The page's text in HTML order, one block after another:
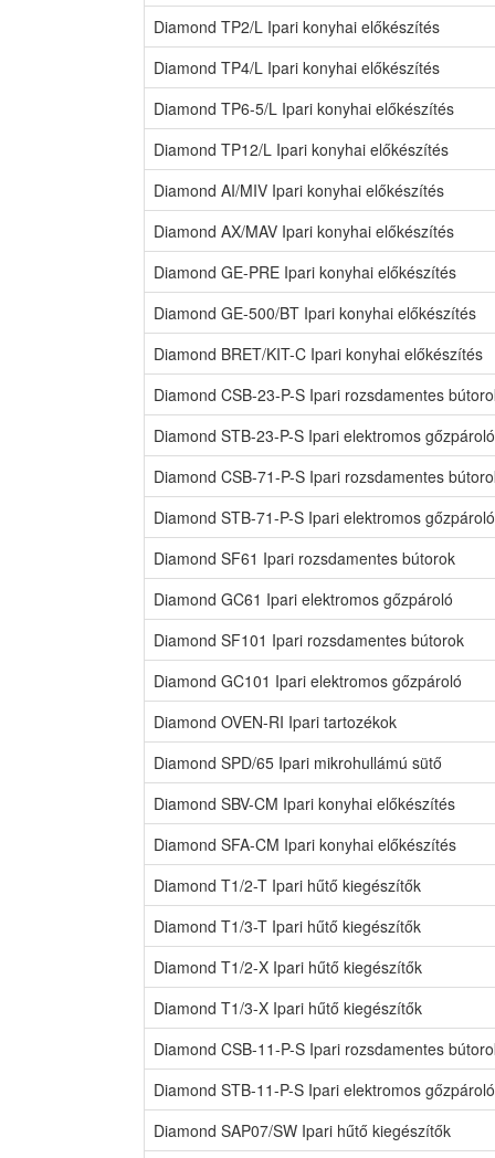
Diamond TP2/L Ipari konyhai előkészítés
Diamond TP4/L Ipari konyhai előkészítés
Diamond TP6-5/L Ipari konyhai előkészítés
Diamond TP12/L Ipari konyhai előkészítés
Diamond AI/MIV Ipari konyhai előkészítés
Diamond AX/MAV Ipari konyhai előkészítés
Diamond GE-PRE Ipari konyhai előkészítés
Diamond GE-500/BT Ipari konyhai előkészítés
Diamond BRET/KIT-C Ipari konyhai előkészítés
Diamond CSB-23-P-S Ipari rozsdamentes
Diamond STB-23-P-S Ipari elektromos gőzpároló
Diamond CSB-71-P-S Ipari rozsdamentes
Diamond STB-71-P-S Ipari elektromos gőzpároló
Diamond SF61 Ipari rozsdamentes bútorok
Diamond GC61 Ipari elektromos gőzpároló
Diamond SF101 Ipari rozsdamentes bútorok
Diamond GC101 Ipari elektromos gőzpároló
Diamond OVEN-RI Ipari tartozékok
Diamond SPD/65 Ipari mikrohullámú sütő
Diamond SBV-CM Ipari konyhai előkészítés
Diamond SFA-CM Ipari konyhai előkészítés
Diamond T1/2-T Ipari hűtő kiegészítők
Diamond T1/3-T Ipari hűtő kiegészítők
Diamond T1/2-X Ipari hűtő kiegészítők
Diamond T1/3-X Ipari hűtő kiegészítők
Diamond CSB-11-P-S Ipari rozsdamentes
Diamond STB-11-P-S Ipari elektromos gőzpároló
Diamond SAP07/SW Ipari hűtő kiegészítők